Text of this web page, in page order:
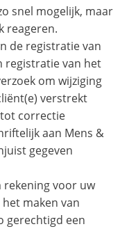
snel mogelijk, maar
reageren.
de registratie van
registratie van het
om wijziging
verstrekt
tot correctie
aan Mens &
gegeven
rekening voor uw
maken van
gerechtigd een